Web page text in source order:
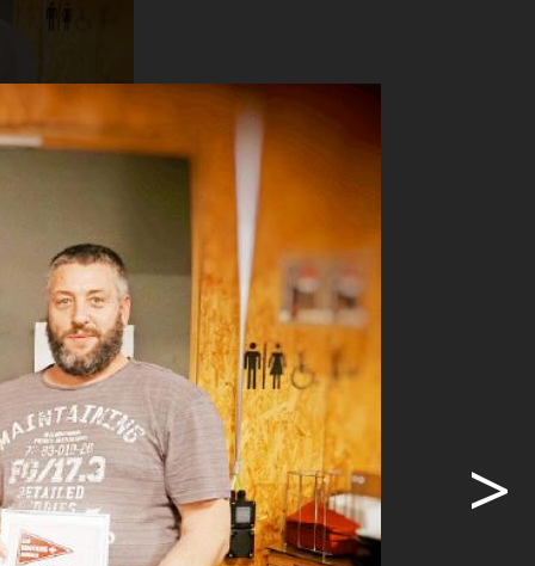
Wäfler.
am
zahlreich
der
>